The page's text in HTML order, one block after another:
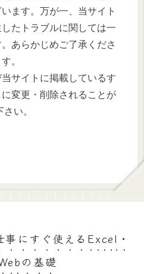
ます。万が一、当サイト
たトラブルに関しては一
あらかじめご了承くださ
。
サイトに掲載しているす
変更・削除されることが
い。
にすぐ使えるExcel・
の基礎